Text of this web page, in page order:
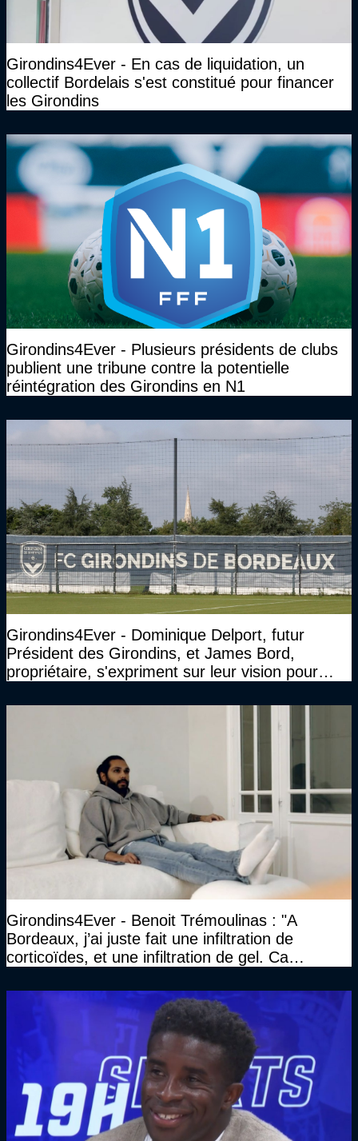
Girondins4Ever - En cas de liquidation, un
collectif Bordelais s'est constitué pour financer
les Girondins
Girondins4Ever - Plusieurs présidents de clubs
publient une tribune contre la potentielle
réintégration des Girondins en N1
Girondins4Ever - Dominique Delport, futur
Président des Girondins, et James Bord,
propriétaire, s'expriment sur leur vision pour
Girondins4Ever - Benoit Trémoulinas : "A
Bordeaux, j’ai juste fait une infiltration de
corticoïdes, et une infiltration de gel. Ca